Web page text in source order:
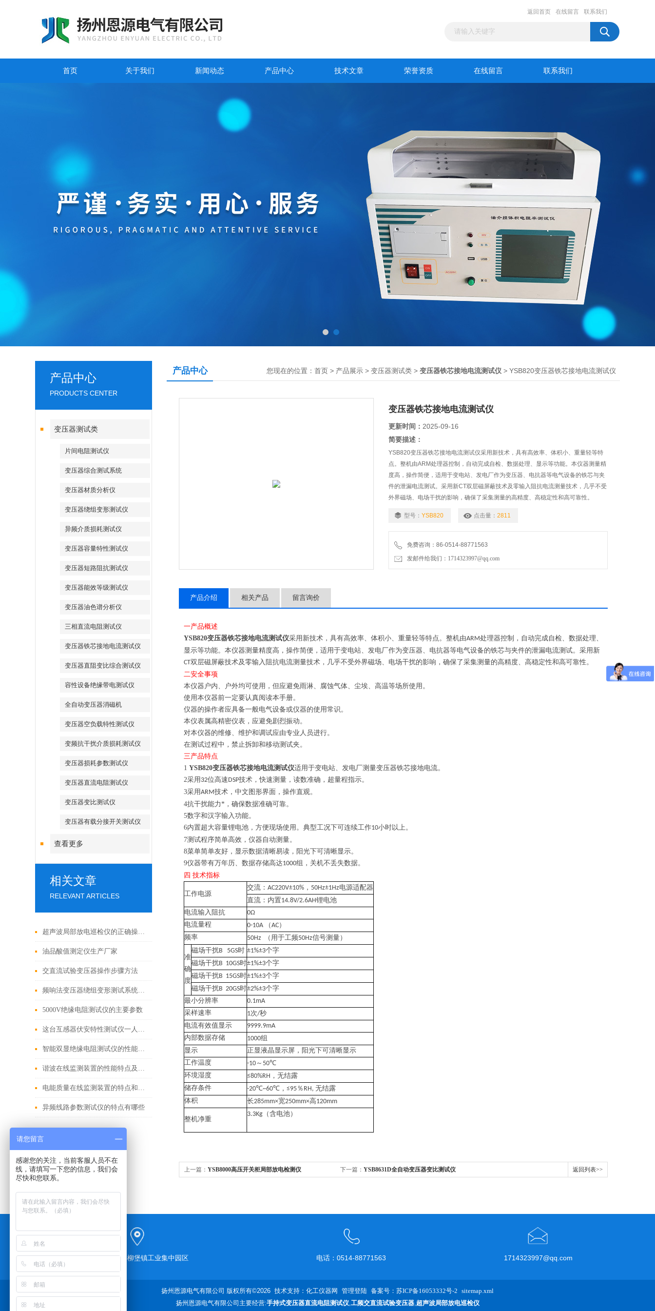
返回首页 在线留言 联系我们
首页 关于我们 新闻动态 产品中心 技术文章 荣誉资质 在线留言 联系我们
产品中心
PRODUCTS CENTER
变压器测试类
片间电阻测试仪
变压器综合测试系统
变压器材质分析仪
变压器绕组变形测试仪
异频介质损耗测试仪
变压器容量特性测试仪
变压器短路阻抗测试仪
变压器能效等级测试仪
变压器油色谱分析仪
三相直流电阻测试仪
变压器铁芯接地电流测试仪
变压器直阻变比综合测试仪
容性设备绝缘带电测试仪
全自动变压器消磁机
变压器空负载特性测试仪
变频抗干扰介质损耗测试仪
变压器损耗参数测试仪
变压器直流电阻测试仪
变压器变比测试仪
变压器有载分接开关测试仪
查看更多
相关文章
RELEVANT ARTICLES
超声波局部放电巡检仪的正确操作步骤分享
油品酸值测定仪生产厂家
交直流试验变压器操作步骤方法
频响法变压器绕组变形测试系统的参数特点
5000V绝缘电阻测试仪的主要参数
这台互感器伏安特性测试仪一人操作即可完成全部测试工作
智能双显绝缘电阻测试仪的性能特点及参数
谐波在线监测装置的性能特点及参数
电能质量在线监测装置的特点和用途
异频线路参数测试仪的特点有哪些
产品中心 您现在的位置： 首页 > 产品展示 > 变压器测试类 > 变压器铁芯接地电流测试仪 > YSB820变压器铁芯接地电流测试仪
变压器铁芯接地电流测试仪
更新时间： 2025-09-16
简要描述：
YSB820变压器铁芯接地电流测试仪采用新技术，具有高效率、体积小、重量轻等特
点。整机由ARM处理器控制，自动完成自检、数据处理、显示等功能。本仪器测量精
度高，操作简便，适用于变电站、发电厂作为变压器、电抗器等电气设备的铁芯与夹
件的泄漏电流测试。采用新CT双层磁屏蔽技术及零输入阻抗电流测量技术，几乎不受
外界磁场、电场干扰的影响，确保了采集测量的高精度、高稳定性和高可靠性。
型号： YSB820 点击量： 2811
免费咨询：86-0514-88771563
发邮件给我们：1714323997@qq.com
产品介绍 相关产品 留言询价
一产品概述
YSB820变压器铁芯接地电流测试仪采用新技术，具有高效率、体积小、重量轻等特点。整机由ARM处理器控制，自动完成自检、数据处理、
显示等功能。本仪器测量精度高，操作简便，适用于变电站、发电厂作为变压器、电抗器等电气设备的铁芯与夹件的泄漏电流测试。采用新
CT双层磁屏蔽技术及零输入阻抗电流测量技术，几乎不受外界磁场、电场干扰的影响，确保了采集测量的高精度、高稳定性和高可靠性。
二安全事项
本仪器户内、户外均可使用，但应避免雨淋、腐蚀气体、尘埃、 高温等场所使用。
使用本仪器前一定要认真阅读本手册。
仪器的操作者应具备一般电气设备或仪器的使用常识。
本仪表属高精密仪表，应避免剧烈振动。
对本仪器的维修、维护和调试应由专业人员进行。
在测试过程中，禁止拆卸和移动测试夹。
三产品特点
1 YSB820变压器铁芯接地电流测试仪适用于变电站、发电厂测量变压器铁芯接地电流。
2采用 32位高速DSP技术，快速测量，读数准确，超量程指示。
3采用ARM技术， 中文图形界面 ，操作直观。
4抗干扰能力*，确保数据准确可靠。
5数字和汉字输入功能。
6内置超大容量锂电池， 方便现场使用。典型工况下可连续工作10小时以上。
7测试程序简单高效， 仪器自动测量。
8菜单简单友好 ，显示数据清晰易读，阳光下可清晰显示。
9仪器带有万年历、 数据存储高达1000组 ，关机不丢失数据。
四 技术指标
工作电源
交流： AC220V±10% ， 50Hz±1Hz电源适配器
直流：内置14.8V/2.6AH锂电池
电流输入阻抗
0Ω
电流量程
0-10A （AC）
频率
50Hz （用于工频50Hz信号测量）
准
确
度
磁场干扰B 5GS时 ±1%±3个字
磁场干扰B 10GS时±1%±3个字
磁场干扰B 15GS时±1%±3个字
磁场干扰B 20GS时±2%±3个字
最小分辨率
0.1mA
采样速率
1次/秒
电流有效值显示
9999.9mA
内部数据存储
1000组
显示
正显液晶显示屏，阳光下可清晰显示
工作温度
-10 ～ 50℃
环境湿度
≤80%RH ，无结露
储存条件
-20℃~60℃ ， ≤95％ RH, 无结露
体积
长285mm×宽250mm×高120mm
整机净重
3.3Kg （含电池）
上一篇： YSB8000高压开关柜局部放电检测仪 下一篇： YSB8631D全自动变压器变比测试仪 返回列表>>
江苏省宝应县柳堡镇工业集中园区 电话：0514-88771563 1714323997@qq.com
扬州恩源电气有限公司 版权所有©2026 技术支持： 化工仪器网 管理登陆 备案号：苏ICP备16053332号-2 sitemap.xml
扬州恩源电气有限公司主要经营:手持式变压器直流电阻测试仪,工频交直流试验变压器,超声波局部放电巡检仪
请您留言
感谢您的关注，当前客服人员不在
线，请填写一下您的信息，我们会
尽快和您联系。